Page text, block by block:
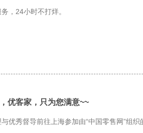
，24小时不打烊。
优客家，只为您满意~~
优秀督导前往上海参加由“中国零售网”组